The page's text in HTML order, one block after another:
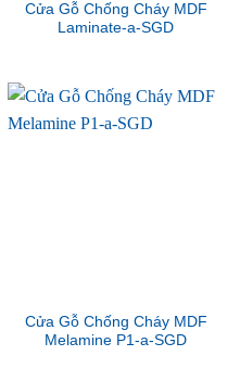
Cửa Gỗ Chống Cháy MDF
Laminate-a-SGD
Cửa Gỗ Chống Cháy MDF
Melamine P1-a-SGD